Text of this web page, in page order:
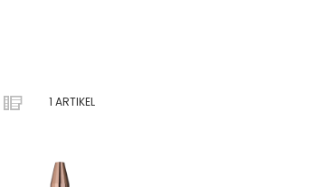
VISA
SOM
RutnätListvy
1 ARTIKEL